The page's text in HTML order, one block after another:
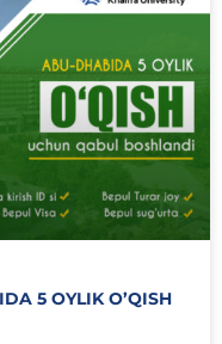
5 OYLIK O’QISH